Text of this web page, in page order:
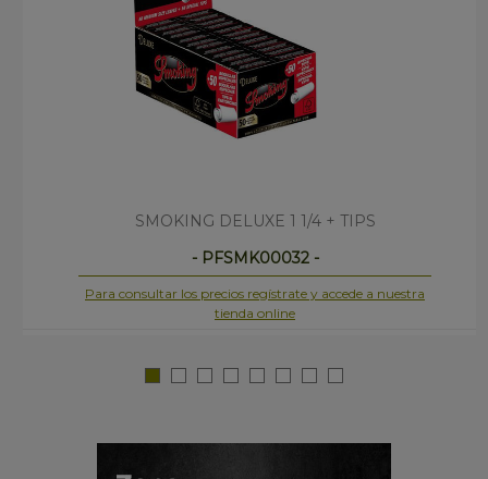
SMOKING DELUXE 1 1/4 + TIPS
- PFSMK00032 -
Para consultar los precios regístrate y accede a nuestra
tienda online